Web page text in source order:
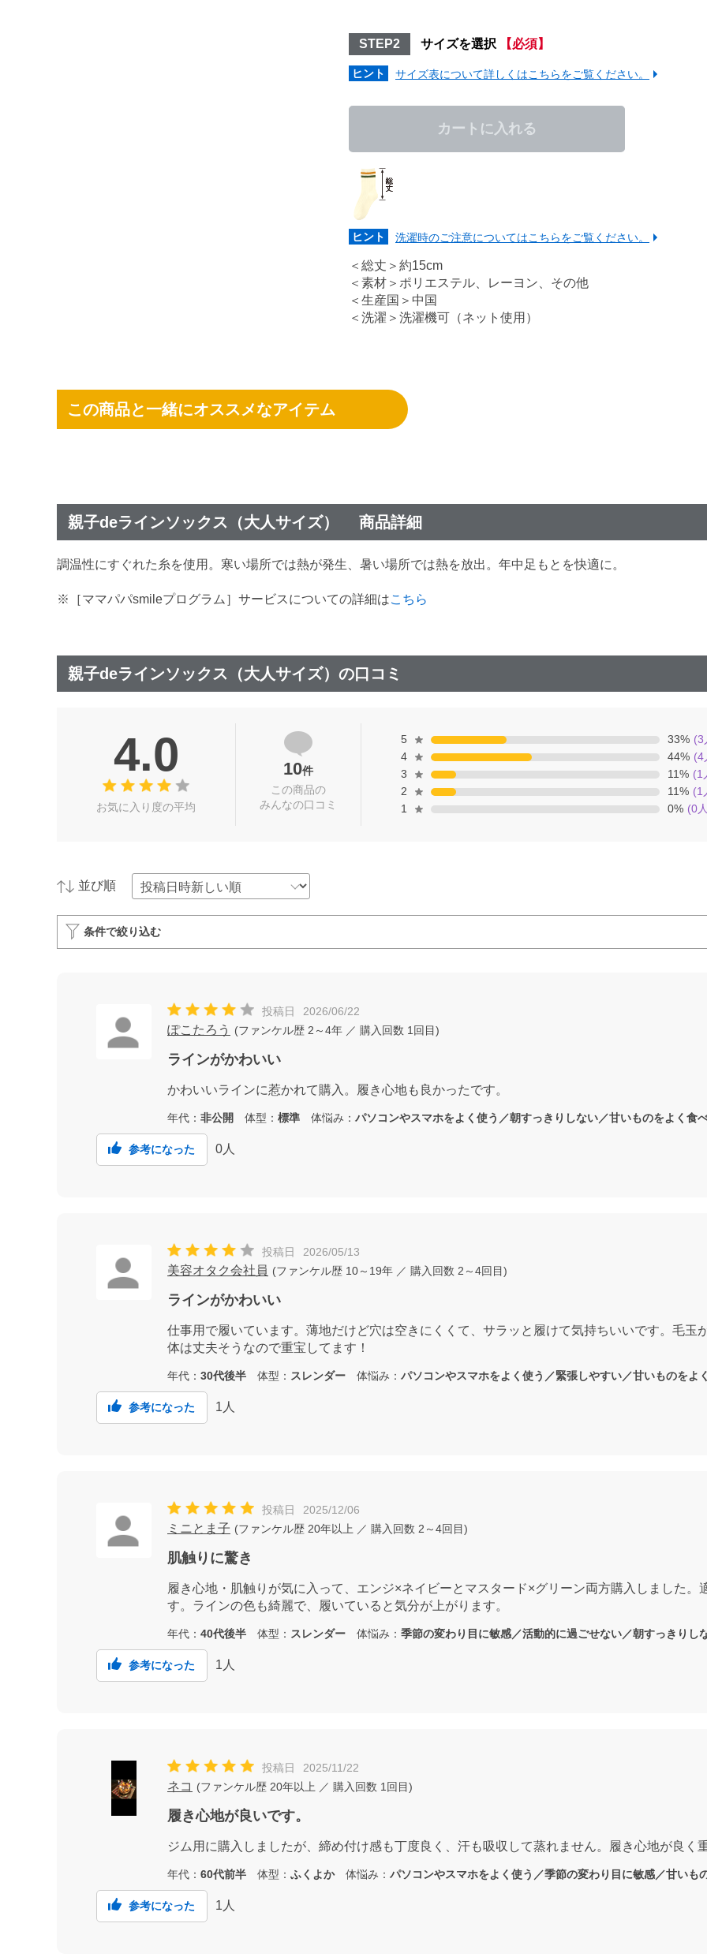
STEP2 サイズを選択 【必須】
ヒント サイズ表について詳しくはこちらをご覧ください。
カートに入れる
ヒント 洗濯時のご注意についてはこちらをご覧ください。
＜総丈＞約15cm
＜素材＞ポリエステル、レーヨン、その他
＜生産国＞中国
＜洗濯＞洗濯機可（ネット使用）
この商品と一緒にオススメなアイテム
親子deラインソックス（大人サイズ） 商品詳細
調温性にすぐれた糸を使用。寒い場所では熱が発生、暑い場所では熱を放出。年中足もとを快適に。
※［ママパパsmileプログラム］サービスについての詳細はこちら
親子deラインソックス（大人サイズ）の口コミ
4.0
お気に入り度の平均
10件
この商品の
みんなの口コミ
5 33% (3
4
44% (4
3
11% (1
2
11% (1
1
0% (0
並び順
条件で絞り込む
投稿日 2026/06/22
ぽこたろう (ファンケル歴 2～4年 ／ 購入回数 1回目)
ラインがかわいい
かわいいラインに惹かれて購入。履き心地も良かったです。
年代： 非公開 体型： 標準 体悩み： パソコンやスマホをよく使う／朝すっきりしない／甘いものをよく食
参考になった 0 人
投稿日 2026/05/13
美容オタク会社員 (ファンケル歴 10～19年 ／ 購入回数 2～4回目)
ラインがかわいい
仕事用で履いています。薄地だけど穴は空きにくくて、サラッと履けて気持ちいいです。毛玉
体は丈夫そうなので重宝してます！
年代： 30代後半 体型： スレンダー 体悩み： パソコンやスマホをよく使う／緊張しやすい／甘いものをよ
参考になった 1 人
投稿日 2025/12/06
ミニとま子 (ファンケル歴 20年以上 ／ 購入回数 2～4回目)
肌触りに驚き
履き心地・肌触りが気に入って、エンジ×ネイビーとマスタード×グリーン両方購入しました
す。ラインの色も綺麗で、履いていると気分が上がります。
年代： 40代後半 体型： スレンダー 体悩み： 季節の変わり目に敏感／活動的に過ごせない／朝すっきりし
参考になった 1 人
投稿日 2025/11/22
ネコ (ファンケル歴 20年以上 ／ 購入回数 1回目)
履き心地が良いです。
ジム用に購入しましたが、締め付け感も丁度良く、汗も吸収して蒸れません。履き心地が良く
年代： 60代前半 体型： ふくよか体悩み： パソコンやスマホをよく使う／季節の変わり目に敏感／甘いも
参考になった 1 人